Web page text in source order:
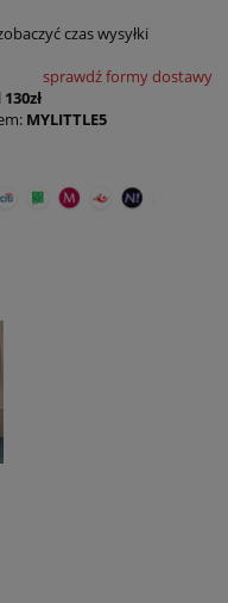
czas wysyłki
płatności
sprawdź formy dostawy
MYLITTLE5